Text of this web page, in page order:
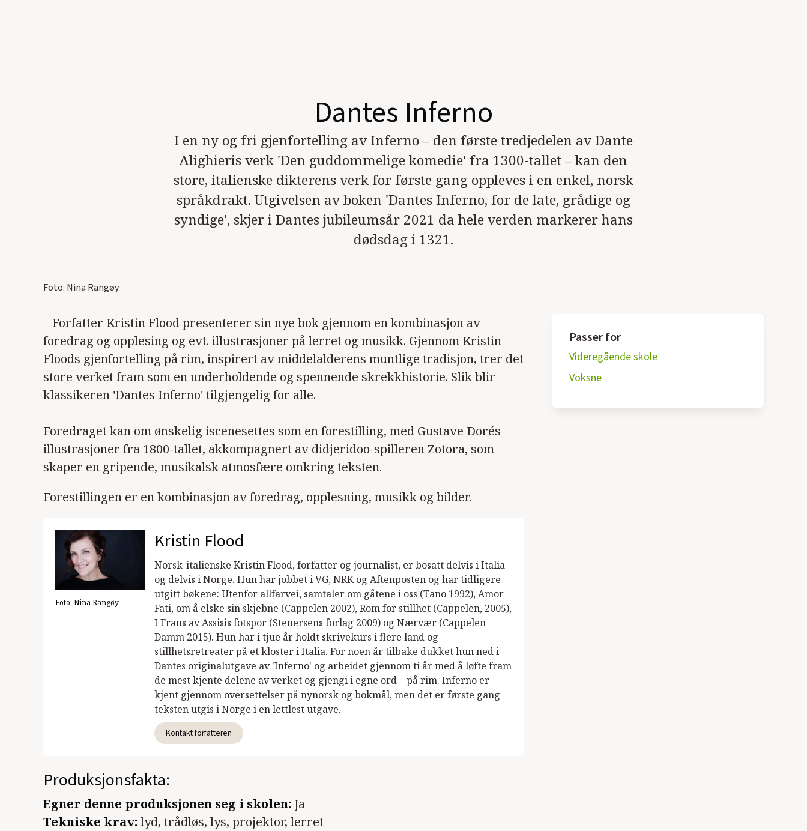
Dantes Inferno
I en ny og fri gjenfortelling av Inferno – den første tredjedelen av Dante
Alighieris verk 'Den guddommelige komedie' fra 1300-tallet – kan den
store, italienske dikterens verk for første gang oppleves i en enkel, norsk
språkdrakt. Utgivelsen av boken 'Dantes Inferno, for de late, grådige og
syndige', skjer i Dantes jubileumsår 2021 da hele verden markerer hans
dødsdag i 1321.
Foto: Nina Rangøy
Forfatter Kristin Flood presenterer sin nye bok gjennom en kombinasjon av
foredrag og opplesing og evt. illustrasjoner på lerret og musikk. Gjennom Kristin
Floods gjenfortelling på rim, inspirert av middelalderens muntlige tradisjon, trer det
store verket fram som en underholdende og spennende skrekkhistorie. Slik blir
klassikeren 'Dantes Inferno' tilgjengelig for alle.
Foredraget kan om ønskelig iscenesettes som en forestilling, med Gustave Dorés
illustrasjoner fra 1800-tallet, akkompagnert av didjeridoo-spilleren Zotora, som
skaper en gripende, musikalsk atmosfære omkring teksten.
Forestillingen er en kombinasjon av foredrag, opplesning, musikk og bilder.
Foto: Nina Rangøy
Kristin Flood
Norsk-italienske Kristin Flood, forfatter og journalist, er bosatt delvis i Italia
og delvis i Norge. Hun har jobbet i VG, NRK og Aftenposten og har tidligere
utgitt bøkene: Utenfor allfarvei, samtaler om gåtene i oss (Tano 1992), Amor
Fati, om å elske sin skjebne (Cappelen 2002), Rom for stillhet (Cappelen, 2005),
I Frans av Assisis fotspor (Stenersens forlag 2009) og Nærvær (Cappelen
Damm 2015). Hun har i tjue år holdt skrivekurs i flere land og
stillhetsretreater på et kloster i Italia. For noen år tilbake dukket hun ned i
Dantes originalutgave av 'Inferno' og arbeidet gjennom ti år med å løfte fram
de mest kjente delene av verket og gjengi i egne ord – på rim. Inferno er
kjent gjennom oversettelser på nynorsk og bokmål, men det er første gang
teksten utgis i Norge i en lettlest utgave.
Kontakt forfatteren
Produksjonsfakta:
Egner denne produksjonen seg i skolen: Ja
Tekniske krav: lyd, trådløs, lys, projektor, lerret
Passer for
Videregående skole
Voksne